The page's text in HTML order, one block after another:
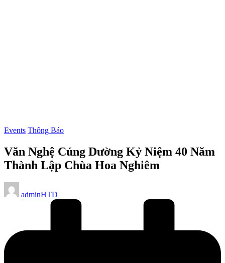
Posted
Events Thông Báo
Văn Nghệ Cúng Dường Kỷ Niệm 40 Năm
Thành Lập Chùa Hoa Nghiêm
Posted
by
adminHTD